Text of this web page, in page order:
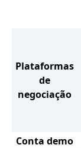
Plataformas
de
negociação
Conta demo